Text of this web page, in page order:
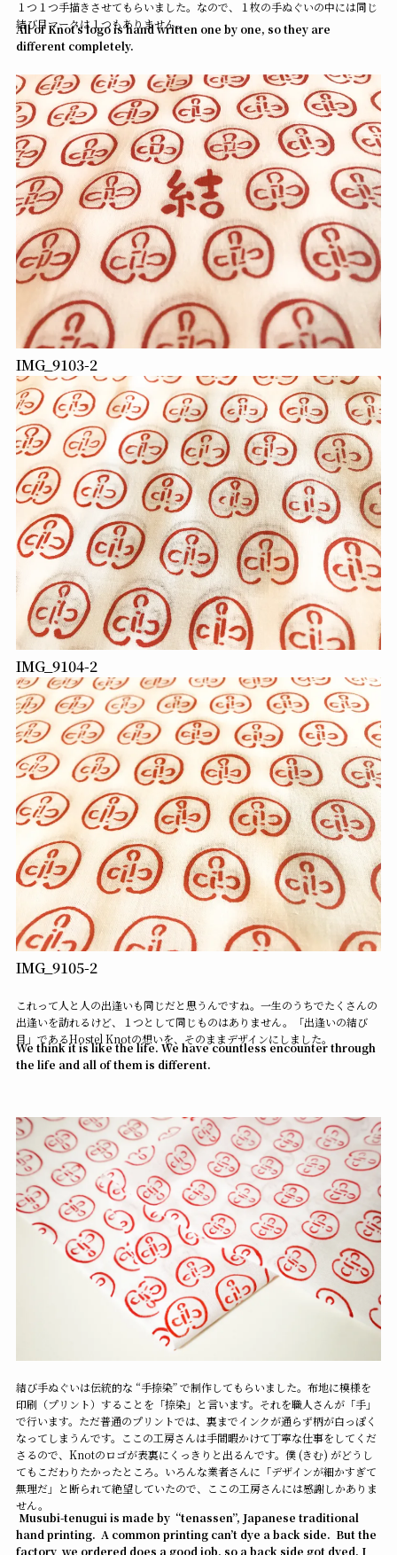
１つ１つ手描きさせてもらいました。なので、１枚の手ぬぐいの中には同じ
結び目マークは１つもありません。
All of Knot’s logo is hand written one by one, so they are
different completely.
IMG_9103-2
IMG_9104-2
IMG_9105-2
これって人と人の出逢いも同じだと思うんですね。一生のうちでたくさんの
出逢いを訪れるけど、１つとして同じものはありません。「出逢いの結び
目」であるHostel Knotの想いを、そのままデザインにしました。
We think it is like the life. We have countless encounter through
the life and all of them is different.
結び手ぬぐいは伝統的な “手捺染” で制作してもらいました。布地に模様を
印刷（プリント）することを「捺染」と言います。それを職人さんが「手」
で行います。ただ普通のプリントでは、裏までインクが通らず柄が白っぽく
なってしまうんです。ここの工房さんは手間暇かけて丁寧な仕事をしてくだ
さるので、Knotのロゴが表裏にくっきりと出るんです。僕 (きむ) がどうし
てもこだわりたかったところ。いろんな業者さんに「デザインが細かすぎて
無理だ」と断られて絶望していたので、ここの工房さんには感謝しかありま
せん。
Musubi-tenugui is made by “tenassen”, Japanese traditional
hand printing. A common printing can’t dye a back side. But the
factory we ordered does a good job, so a back side got dyed. I